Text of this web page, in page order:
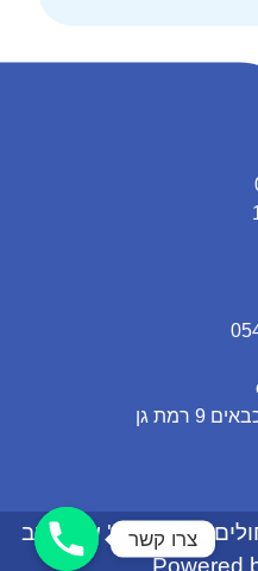
גן
וטרינרי-דר' שרון רגב
צרו קשר